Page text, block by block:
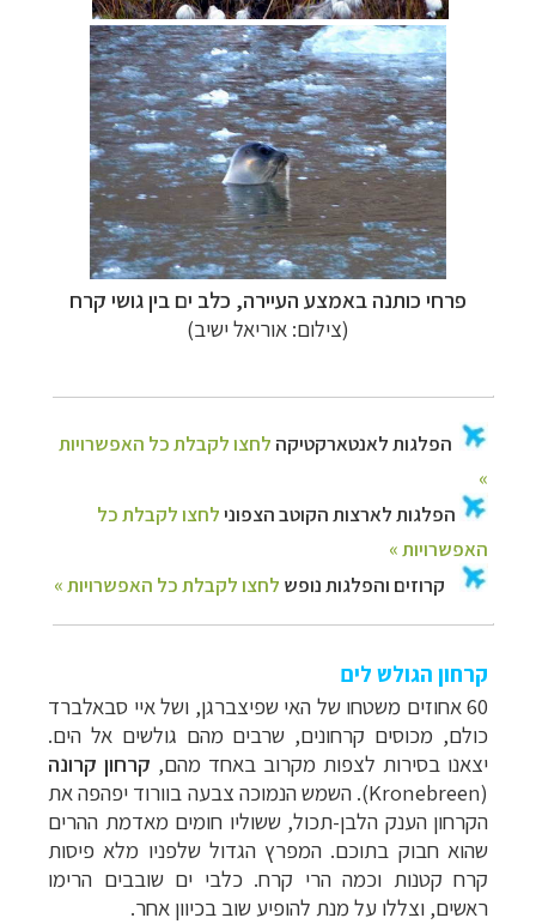
פרחי כותנה באמצע העיירה, כלב ים בין גושי קרח
(צילום: אוריאל ישיב)
קרחון הגולש לים
60 אחוזים משטחו של האי שפיצברגן, ושל איי סבאלברד
כולם, מכוסים קרחונים, שרבים מהם גולשים אל הים.
יצאנו בסירות לצפות מקרוב באחד מהם, קרחון קרונה
(
Kronebreen). השמש הנמוכה צבעה בוורוד יפהפה את
הקרחון הענק הלבן-תכול, ששוליו חומים מאדמת ההרים
שהוא חבוק בתוכם. המפרץ הגדול שלפניו מלא פיסות
קרח קטנות וכמה הרי קרח. כלבי ים שובבים הרימו
ראשים, וצללו על מנת להופיע שוב בכיוון אחר.